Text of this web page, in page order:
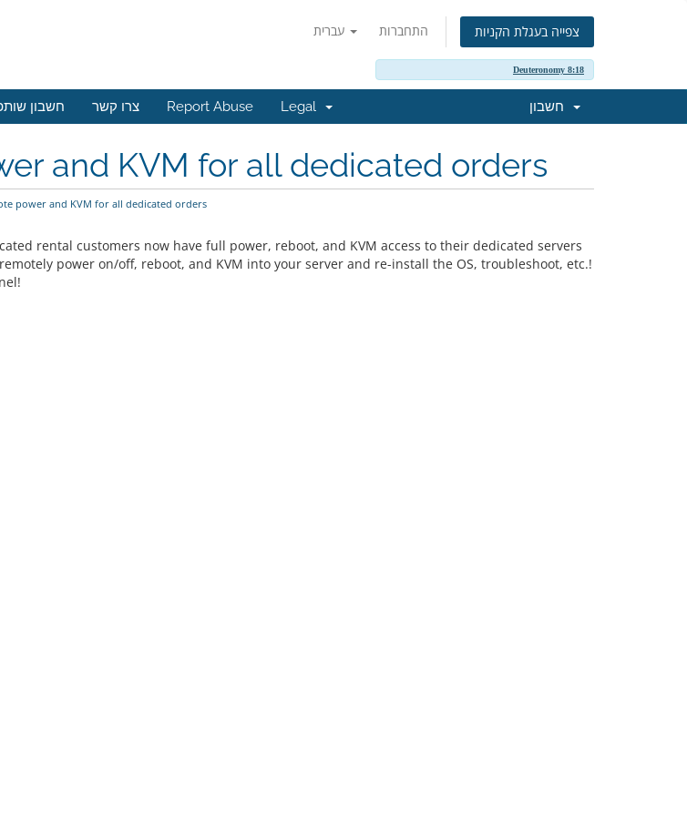
התחברות צפייה בעגלת הקניות
Deuteronomy 8:18
חשבון צרו קשר Report Abuse Legal
and KVM for all dedicated orders
power and KVM for all dedicated orders
rental customers now have full power, reboot, and KVM access to their dedicated servers
power on/off, reboot, and KVM into your server and re-install the OS, troubleshoot, etc.!